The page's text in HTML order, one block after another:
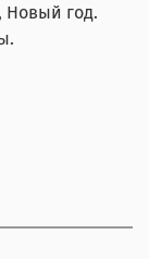
Новый год.